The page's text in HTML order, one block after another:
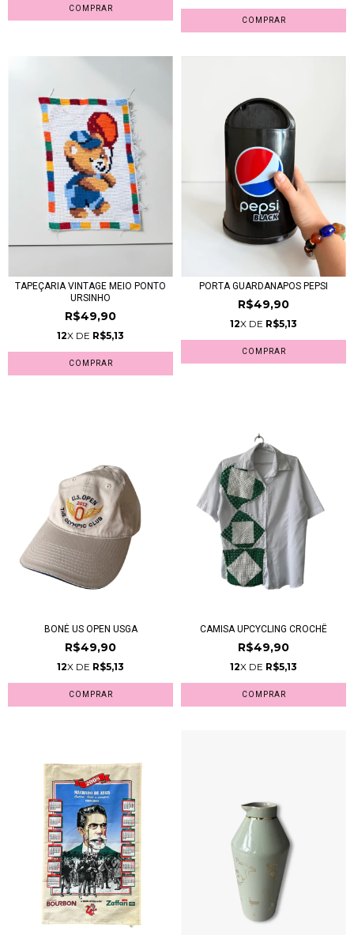
TAPEÇARIA VINTAGE MEIO PONTO
URSINHO
R$49,90
12X DE R$5,13
PORTA GUARDANAPOS PEPSI
R$49,90
12X DE R$5,13
BONÉ US OPEN USGA
R$49,90
12X DE R$5,13
CAMISA UPCYCLING CROCHÊ
R$49,90
12X DE R$5,13
COMPRAR